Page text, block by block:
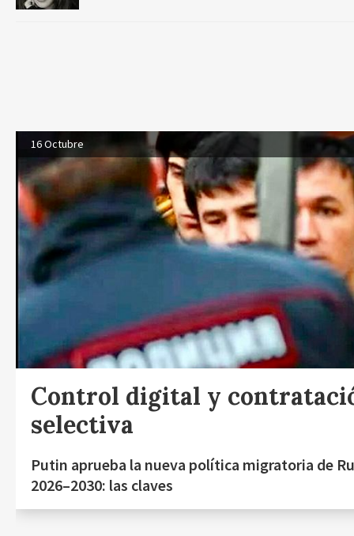
16 Octubre
Control digital y
selectiva
Putin aprueba la nueva política migratoria de
2026–2030: las claves